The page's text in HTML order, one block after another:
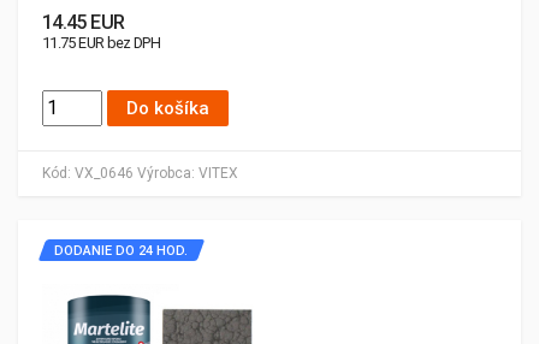
Kód: VX_0646 Výrobca: VITEX
14.45 EUR
11.75 EUR bez DPH
Do košíka
DODANIE DO 24 HOD.